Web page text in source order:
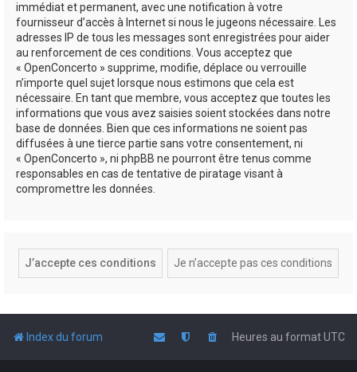
immédiat et permanent, avec une notification à votre
fournisseur d’accès à Internet si nous le jugeons nécessaire. Les
adresses IP de tous les messages sont enregistrées pour aider
au renforcement de ces conditions. Vous acceptez que
« OpenConcerto » supprime, modifie, déplace ou verrouille
n’importe quel sujet lorsque nous estimons que cela est
nécessaire. En tant que membre, vous acceptez que toutes les
informations que vous avez saisies soient stockées dans notre
base de données. Bien que ces informations ne soient pas
diffusées à une tierce partie sans votre consentement, ni
« OpenConcerto », ni phpBB ne pourront être tenus comme
responsables en cas de tentative de piratage visant à
compromettre les données.
Index du forum Heures au formatUTC